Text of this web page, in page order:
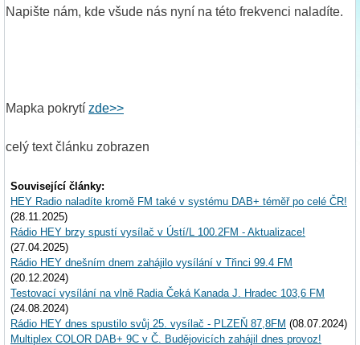
Napište nám, kde všude nás nyní na této frekvenci naladíte.
Mapka pokrytí zde>>
celý text článku zobrazen
Související články:
HEY Radio naladíte kromě FM také v systému DAB+ téměř po celé ČR!
(28.11.2025)
Rádio HEY brzy spustí vysílač v Ústí/L 100.2FM - Aktualizace!
(27.04.2025)
Rádio HEY dnešním dnem zahájilo vysílání v Třinci 99.4 FM
(20.12.2024)
Testovací vysílání na vlně Radia Čeká Kanada J. Hradec 103,6 FM
(24.08.2024)
Rádio HEY dnes spustilo svůj 25. vysílač - PLZEŇ 87,8FM (08.07.2024)
Multiplex COLOR DAB+ 9C v Č. Budějovicích zahájil dnes provoz!